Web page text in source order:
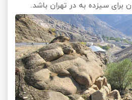
برای سیزده به در تهران باشد.